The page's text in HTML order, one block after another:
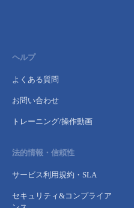
ヘルプ
よくある質問
お問い合わせ
トレーニング/操作動画
法的情報・信頼性
サービス利用規約・SLA
セキュリティ&コンプライア